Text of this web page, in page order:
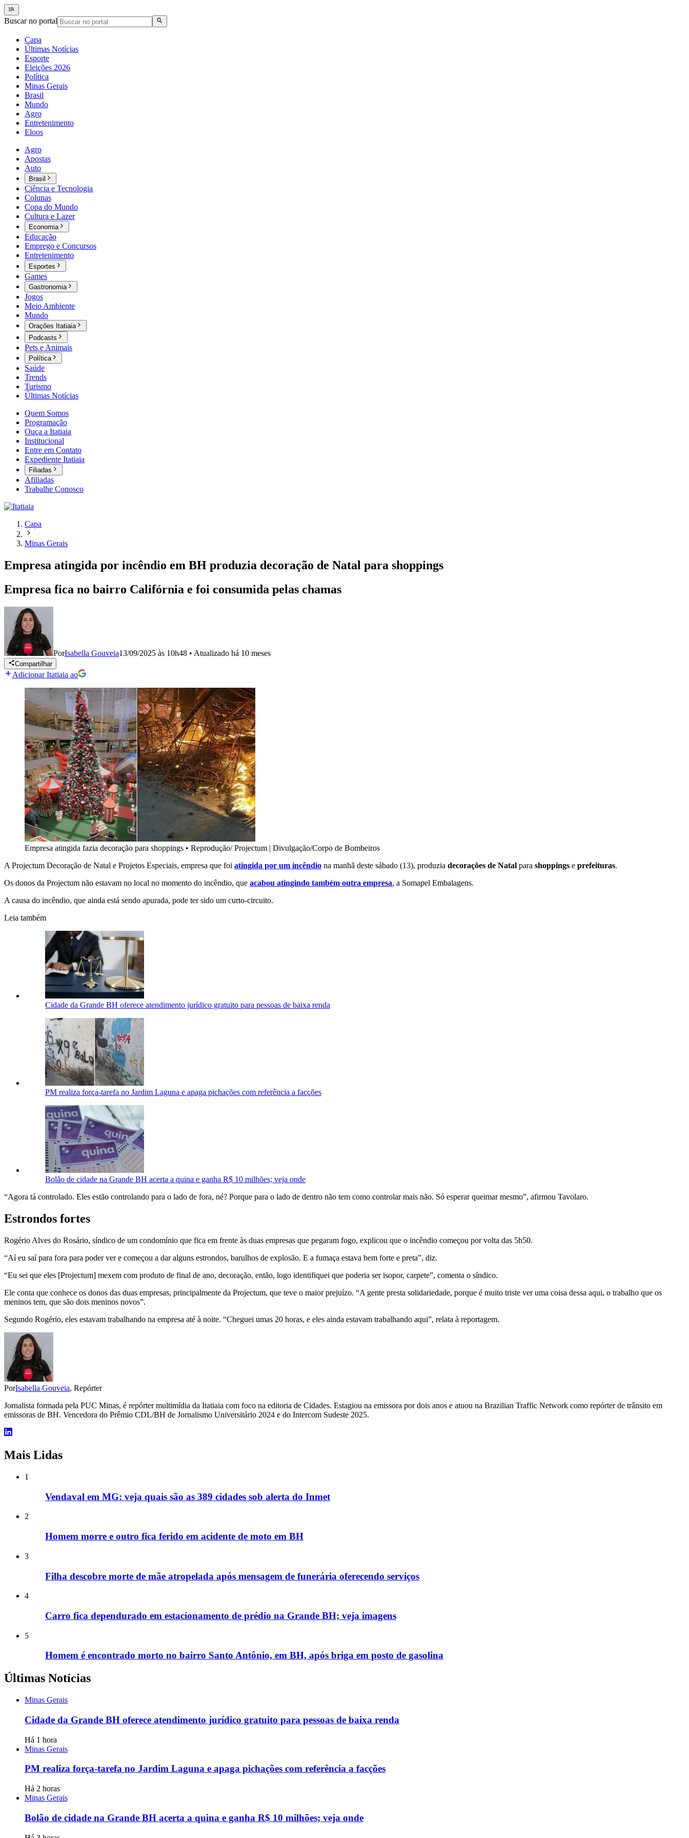
Buscar no portal
Capa
Últimas Notícias
Esporte
Eleições 2026
Política
Minas Gerais
Brasil
Mundo
Agro
Entretenimento
Eloos
Agro
Apostas
Auto
Brasil
Ciência e Tecnologia
Colunas
Copa do Mundo
Cultura e Lazer
Economia
Educação
Emprego e Concursos
Entretenimento
Esportes
Games
Gastronomia
Jogos
Meio Ambiente
Mundo
Orações Itatiaia
Podcasts
Pets e Animais
Política
Saúde
Trends
Turismo
Últimas Notícias
Quem Somos
Programação
Ouça a Itatiaia
Institucional
Entre em Contato
Expediente Itatiaia
Filiadas
Afiliadas
Trabalhe Conosco
Capa
Minas Gerais
Empresa atingida por incêndio em BH produzia decoração de Natal para shoppings
Empresa fica no bairro Califórnia e foi consumida pelas chamas
PorIsabella Gouveia13/09/2025 às 10h48 • Atualizado há 10 meses
Compartilhar
Adicionar Itatiaia ao
Empresa atingida fazia decoração para shoppings • Reprodução/ Projectum | Divulgação/Corpo de Bombeiros
A Projectum Decoração de Natal e Projetos Especiais, empresa que foi atingida por um incêndio na manhã deste sábado (13), produzia decorações de Natal para shoppings e prefeituras.
Os donos da Projectum não estavam no local no momento do incêndio, que acabou atingindo também outra empresa, a Somapel Embalagens.
A causa do incêndio, que ainda está sendo apurada, pode ter sido um curto-circuito.
Leia também
Cidade da Grande BH oferece atendimento jurídico gratuito para pessoas de baixa renda
PM realiza força-tarefa no Jardim Laguna e apaga pichações com referência a facções
Bolão de cidade na Grande BH acerta a quina e ganha R$ 10 milhões; veja onde
“Agora tá controlado. Eles estão controlando para o lado de fora, né? Porque para o lado de dentro não tem como controlar mais não. Só esperar queimar mesmo”, afirmou Tavolaro.
Estrondos fortes
Rogério Alves do Rosário, síndico de um condomínio que fica em frente às duas empresas que pegaram fogo, explicou que o incêndio começou por volta das 5h50.
“Aí eu saí para fora para poder ver e começou a dar alguns estrondos, barulhos de explosão. E a fumaça estava bem forte e preta”, diz.
“Eu sei que eles [Projectum] mexem com produto de final de ano, decoração, então, logo identifiquei que poderia ser isopor, carpete”, comenta o síndico.
Ele conta que conhece os donos das duas empresas, principalmente da Projectum, que teve o maior prejuízo. “A gente presta solidariedade, porque é muito triste ver uma coisa dessa aqui, o trabalho que os
meninos tem, que são dois meninos novos”.
Segundo Rogério, eles estavam trabalhando na empresa até à noite. “Cheguei umas 20 horas, e eles ainda estavam trabalhando aqui”, relata à reportagem.
PorIsabella Gouveia, Repórter
Jornalista formada pela PUC Minas, é repórter multimídia da Itatiaia com foco na editoria de Cidades. Estagiou na emissora por dois anos e atuou na Brazilian Traffic Network como repórter de trânsito em
emissoras de BH. Vencedora do Prêmio CDL/BH de Jornalismo Universitário 2024 e do Intercom Sudeste 2025.
Mais Lidas
1
Vendaval em MG: veja quais são as 389 cidades sob alerta do Inmet
2
Homem morre e outro fica ferido em acidente de moto em BH
3
Filha descobre morte de mãe atropelada após mensagem de funerária oferecendo serviços
4
Carro fica dependurado em estacionamento de prédio na Grande BH; veja imagens
5
Homem é encontrado morto no bairro Santo Antônio, em BH, após briga em posto de gasolina
Últimas Notícias
Minas Gerais
Cidade da Grande BH oferece atendimento jurídico gratuito para pessoas de baixa renda
Há 1 hora
Minas Gerais
PM realiza força-tarefa no Jardim Laguna e apaga pichações com referência a facções
Há 2 horas
Minas Gerais
Bolão de cidade na Grande BH acerta a quina e ganha R$ 10 milhões; veja onde